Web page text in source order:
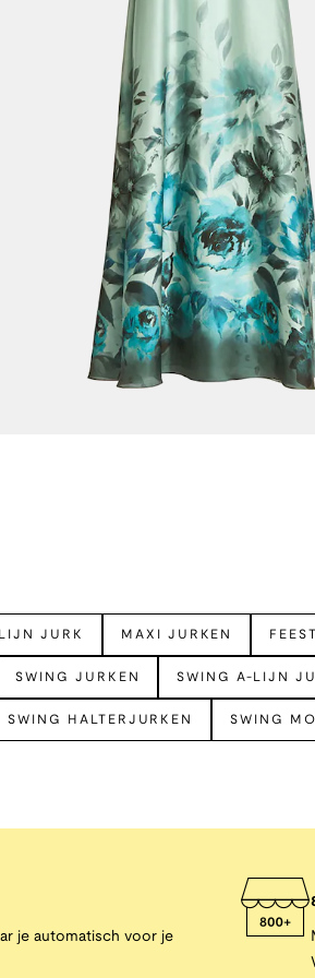
JURK MAXI JURKEN
SWING JURKEN SWING A-LIJN
SWING HALTERJURKEN SWING
je automatisch voor je